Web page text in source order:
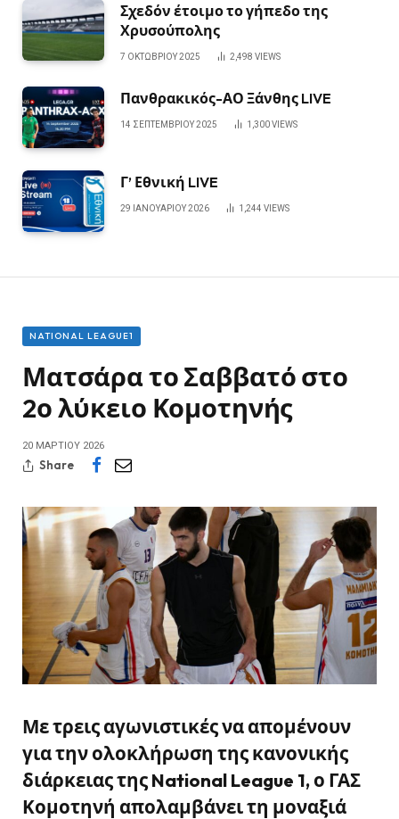
Σχεδόν έτοιμο το γήπεδο της
Χρυσούπολης
7 ΟΚΤΩΒΡΊΟΥ 2025 2,498 VIEWS
Πανθρακικός-ΑΟ Ξάνθης LIVE
14 ΣΕΠΤΕΜΒΡΊΟΥ 2025 1,300VIEWS
Γ’ Εθνική LIVE
29 ΙΑΝΟΥΑΡΊΟΥ 2026 1,244 VIEWS
NATIONAL LEAGUE1
Ματσάρα το Σαββατό στο
2ο λύκειο Κομοτηνής
20 ΜΑΡΤΊΟΥ 2026
Share
Με τρεις αγωνιστικές να απομένουν
για την ολοκλήρωση της κανονικής
διάρκειας της National League 1, ο ΓΑΣ
Κομοτηνή απολαμβάνει τη μοναξιά